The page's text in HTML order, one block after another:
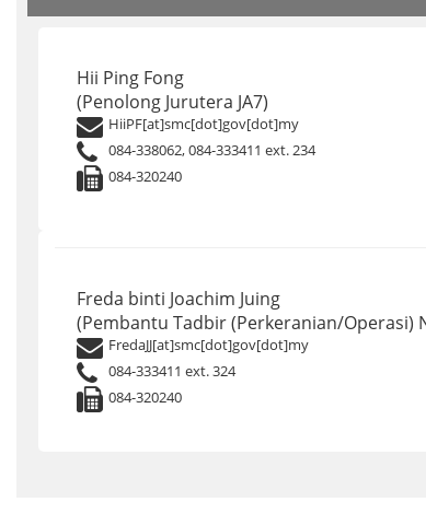
Hii Ping Fong
(Penolong Jurutera JA7)
HiiPF[at]smc[dot]gov[dot]my
084-338062, 084-333411 ext. 234
084-320240
Freda binti Joachim Juing
(Pembantu Tadbir (Perkeranian/Operasi)
FredaJJ[at]smc[dot]gov[dot]my
084-333411 ext. 324
084-320240